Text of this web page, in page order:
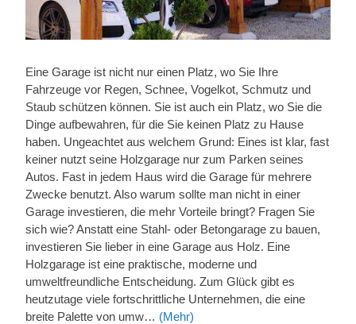
Eine Garage ist nicht nur einen Platz, wo Sie Ihre
Fahrzeuge vor Regen, Schnee, Vogelkot, Schmutz und
Staub schützen können. Sie ist auch ein Platz, wo Sie die
Dinge aufbewahren, für die Sie keinen Platz zu Hause
haben. Ungeachtet aus welchem Grund: Eines ist klar, fast
keiner nutzt seine Holzgarage nur zum Parken seines
Autos. Fast in jedem Haus wird die Garage für mehrere
Zwecke benutzt. Also warum sollte man nicht in einer
Garage investieren, die mehr Vorteile bringt? Fragen Sie
sich wie? Anstatt eine Stahl- oder Betongarage zu bauen,
investieren Sie lieber in eine Garage aus Holz. Eine
Holzgarage ist eine praktische, moderne und
umweltfreundliche Entscheidung. Zum Glück gibt es
heutzutage viele fortschrittliche Unternehmen, die eine
breite Palette von umw… (Mehr)